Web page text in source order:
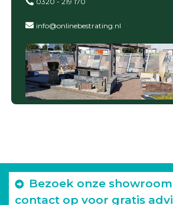
info@onlinebestrating.nl
Bezoek onze
contact op voor gratis